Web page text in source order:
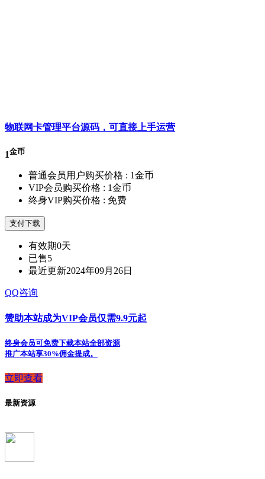
物联网卡管理平台源码，可直接上手运营
1金币
普通会员用户购买价格 : 1金币
VIP会员购买价格 : 1金币
终身VIP购买价格 : 免费
支付下载
有效期0天
已售5
最近更新2024年09月26日
QQ咨询
赞助本站成为VIP会员仅需9.9元起
终身会员可免费下载本站全部资源
推广本站享30%佣金提成。
立即查看
最新资源